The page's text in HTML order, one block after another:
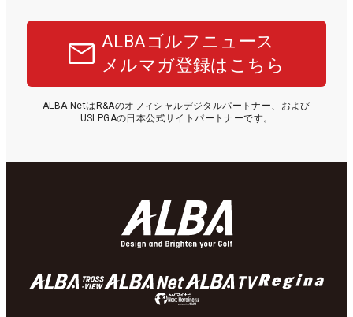
ALBAゴルフニュース
メルマガ登録はこちら
ALBA NetはR&Aのオフィシャルデジタルパートナー、および
USLPGAの日本公式サイトパートナーです。